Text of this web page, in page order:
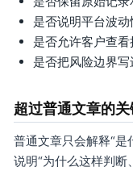
是否说明平台波动
是否允许客户查
是否把风险边界
超过普通文章的关
普通文章只会解释“
说明“为什么这样判